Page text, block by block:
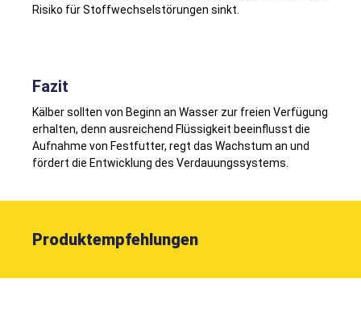
Risiko für Stoffwechselstörungen sinkt.
Fazit
Kälber sollten von Beginn an Wasser zur freien Verfügung
erhalten, denn ausreichend Flüssigkeit beeinflusst die
Aufnahme von Festfutter, regt das Wachstum an und
fördert die Entwicklung des Verdauungssystems.
Produktempfehlungen